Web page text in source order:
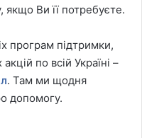
Ви її потребуєте.
програм підтримки,
по всій Україні –
. Там ми щодня
допомогу.